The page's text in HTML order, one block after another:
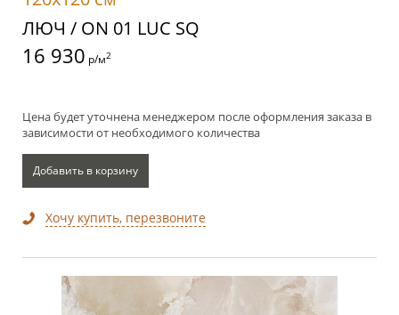
ЛЮЧ / ON 01 LUC SQ
16 930 р/м2
Цена будет уточнена менеджером после оформления заказа в
зависимости от необходимого количества
Добавить в корзину
Хочу купить, перезвоните